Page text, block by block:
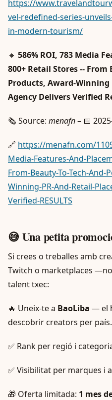
https://
vel-redefined-series-
in-modern-tourism/
🔸 586% ROI, 783 Media
800+ Retail Stores -- From
Products, Award-Winning
Agency Delivers Verified
🗞️ Source: menafn– 📅
🔗 https://menafn.com/
Media-Features-And-
From-Beauty-To-Tech-
Winning-PR-And-Retail-
Verified-RESULTS
😅 Una petita
Si crees o treballes amb
Twitch o marketplaces —no
talent txec:
🔥 Uneix-te a BaoLiba — el
descobrir creators per país.
✅ Rank per regió i
✅ Visibilitat per marques i
🎁 Oferta limitada: 1 mes